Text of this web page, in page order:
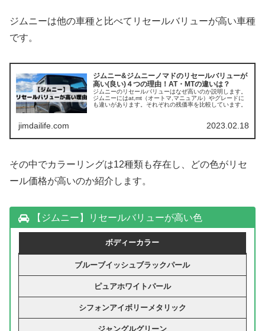
ジムニーは他の車種と比べてリセールバリューが高い車種
です。
ジムニー&ジムニーノマドのリセールバリューが
高い(良い)４つの理由！AT・MTの違いは？
ジムニーのリセールバリューはなぜ高いのか説明します。
ジムニーにはat,mt（オートマ,マニュアル）やグレードに
も違いがあります。それぞれの残価率を比較しています。
jimdailife.com 2023.02.18
その中でカラーリングは12種類も存在し、どの色がリセ
ール価格が高いのか紹介します。
【ジムニー】リセールバリューが高い色
ボディーカラー
ブルーブイッシュブラックパール
ピュアホワイトパール
シフォンアイボリーメタリック
ジャングルグリーン